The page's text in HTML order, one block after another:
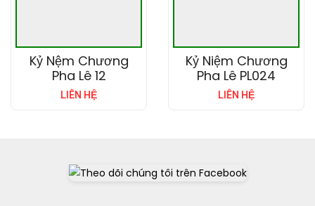
Kỷ Nệm Chương
Pha Lê 12
LIÊN HỆ
Kỷ Niệm Chương
Pha Lê PL024
LIÊN HỆ